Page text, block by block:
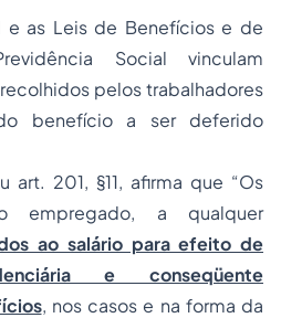
e as Leis de Benefícios e de
Social vinculam
pelos trabalhadores
benefício a ser deferido
art. 201, §11, afirma que “Os
empregado, a qualquer
ao salário para efeito de
e conseqüente
, nos casos e na forma da